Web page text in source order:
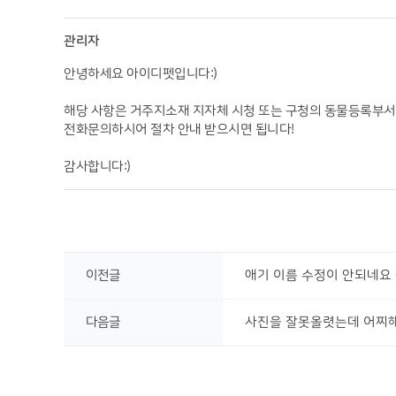
관리자
안녕하세요 아이디펫입니다:)
해당 사항은 거주지소재 지자체 시청 또는 구청의 동물등록부서
전화문의하시어 절차 안내 받으시면 됩니다!
감사합니다:)
이전글 애기 이름 수정이 안되네요
다음글 사진을 잘못올렷는데 어찌